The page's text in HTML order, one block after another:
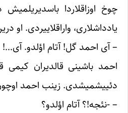
چوخ اوزاقلاردا
یادداشلاری، واراقلاییردی. او
– آی احمد گل! آتام اؤلدو. آی…!
احمد باشینی قالدیران
دئییشمیشدی. زینب احمد
– -نئجه!؟ آتام اؤلدو؟